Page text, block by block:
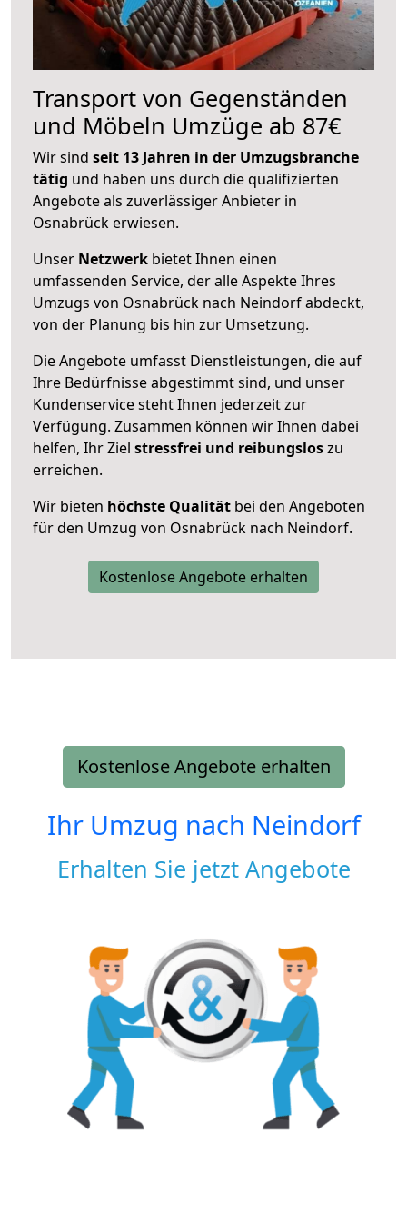
Transport von Gegenständen
und Möbeln Umzüge ab 87€
Wir sind seit 13 Jahren in der Umzugsbranche
tätig und haben uns durch die qualifizierten
Angebote als zuverlässiger Anbieter in
Osnabrück erwiesen.
Unser Netzwerk bietet Ihnen einen
umfassenden Service, der alle Aspekte Ihres
Umzugs von Osnabrück nach Neindorf abdeckt,
von der Planung bis hin zur Umsetzung.
Die Angebote umfasst Dienstleistungen, die auf
Ihre Bedürfnisse abgestimmt sind, und unser
Kundenservice steht Ihnen jederzeit zur
Verfügung. Zusammen können wir Ihnen dabei
helfen, Ihr Ziel stressfrei und reibungsloszu
erreichen.
Wir bieten höchste Qualität bei den Angeboten
für den Umzug von Osnabrück nach Neindorf.
Kostenlose Angebote erhalten
Kostenlose Angebote erhalten
Ihr Umzug nach Neindorf
Erhalten Sie jetzt Angebote